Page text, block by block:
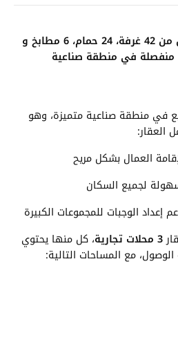
"للبيع: معسكر عمال مكون من 42 غرفة، 24 حمام، 6 مطابخ و
منفصلة في منطقة صناعية
في منطقة صناعية متميزة، وهو
العقار:
العمال بشكل مريح
لجميع السكان
إعداد الوجبات للمجموعات الكبيرة
3 محلات تجارية
، كل منها يحتوي
مع المساحات التالية: